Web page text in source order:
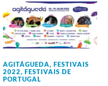
AGITÁGUEDA,FESTIVAIS
2022,FESTIVAIS DE
PORTUGAL